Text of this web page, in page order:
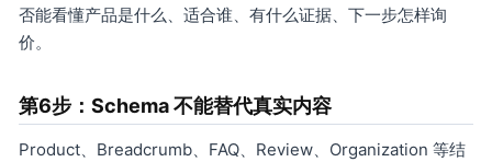
否能看懂产品是什么、适合谁、有什么证据、下一步怎样询
价。
第6步：Schema 不能替代真实内容
Product、Breadcrumb、FAQ、Review、Organization 等结